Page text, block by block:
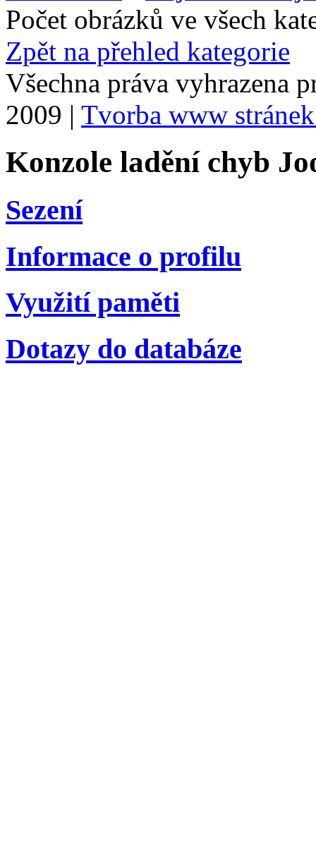
Počet obrázků ve všech
Zpět na přehled kategorie
Všechna práva vyhrazena
2009 | Tvorba www
Konzole ladění chyb
Sezení
Informace o profilu
Využití paměti
Dotazy do databáze